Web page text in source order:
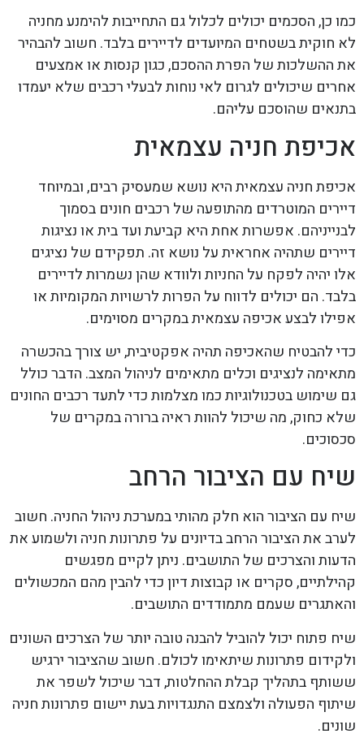
כמו כן, הסכמים יכולים לכלול גם התחייבות להימנע מחניה
לא חוקית בשטחים המיועדים לדיירים בלבד. חשוב להבהיר
את ההשלכות של הפרת ההסכם, כגון קנסות או אמצעים
אחרים שיכולים לגרום לאי נוחות לבעלי רכבים שלא יעמדו
בתנאים שהוסכם עליהם.
אכיפת חניה עצמאית
אכיפת חניה עצמאית היא נושא שמעסיק רבים, ובמיוחד
דיירים המוטרדים מהתופעה של רכבים חונים בסמוך
לבנייניהם. אפשרות אחת היא קביעת ועד בית או נציגות
דיירים שתהיה אחראית על נושא זה. תפקידם של נציגים
אלו יהיה לפקח על החניות ולוודא שהן נשמרות לדיירים
בלבד. הם יכולים לדווח על הפרות לרשויות המקומיות או
אפילו לבצע אכיפה עצמאית במקרים מסוימים.
כדי להבטיח שהאכיפה תהיה אפקטיבית, יש צורך בהכשרה
מתאימה לנציגים וכלים מתאימים לניהול המצב. הדבר כולל
גם שימוש בטכנולוגיות כמו מצלמות כדי לתעד רכבים החונים
שלא כחוק, מה שיכול להוות ראיה ברורה במקרים של
סכסוכים.
שיח עם הציבור הרחב
שיח עם הציבור הוא חלק מהותי במערכת ניהול החניה. חשוב
לערב את הציבור הרחב בדיונים על פתרונות חניה ולשמוע את
הדעות והצרכים של התושבים. ניתן לקיים מפגשים
קהילתיים, סקרים או קבוצות דיון כדי להבין מהם המכשולים
והאתגרים שעמם מתמודדים התושבים.
שיח פתוח יכול להוביל להבנה טובה יותר של הצרכים השונים
ולקידום פתרונות שיתאימו לכולם. חשוב שהציבור ירגיש
ששותף בתהליך קבלת ההחלטות, דבר שיכול לשפר את
שיתוף הפעולה ולצמצם התנגדויות בעת יישום פתרונות חניה
שונים.